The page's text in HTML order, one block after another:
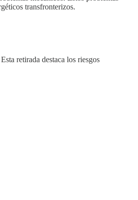
transfronterizos.
retirada destaca los riesgos